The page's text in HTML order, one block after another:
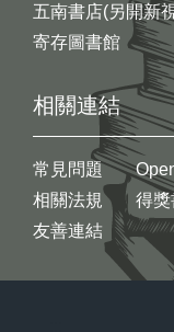
五南書店(另開新
寄存圖書館
相關連結
常見問題
相關法規
友善連結
得